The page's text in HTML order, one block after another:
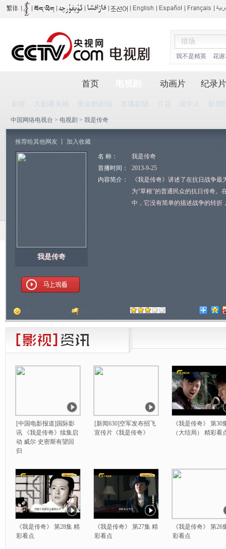
我不是精英 花
首页
剧库 大剧看央视 黄金档剧场 首播剧场 片花 戏中人 影视
动画片 纪录片
中国网络电视台 > 电视剧 > 我是传奇
推荐给其他网友 加入收藏
我是传奇
名 称：
我是传奇
首播时间：
2013-9-25
内容简介：
《我是传奇》讲述了在抗日战争最
为“草根”的普通民众的抗日传奇。
中，它没有简单的描述战争的转折
[中国电影报道]国际影
讯 《我是传奇》续集启
动 威尔·史密斯有望回
归
[新闻630]空军发布招飞
宣传片《我是传奇》
《我是传奇》 第30
（大结局） 精彩看
《我是传奇》 第28集 精
彩看点
《我是传奇》 第27集 精
彩看点
《我是传奇》 第26
彩看点